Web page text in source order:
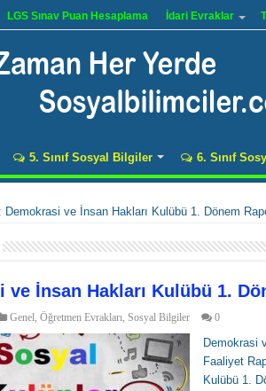
LGS Sınav Puan Hesaplama İdari Evraklar
5. Sınıf Sosyal Bilgiler 6. Sınıf
Demokrasi ve İnsan Hakları Kulübü 1. Dönem
ve İnsan Hakları Kulübü 1.
Genel, Öğretmen Evrakları, Sosyal Bilgiler 0
Demokrasi
Faaliyet
Kulübü 1.